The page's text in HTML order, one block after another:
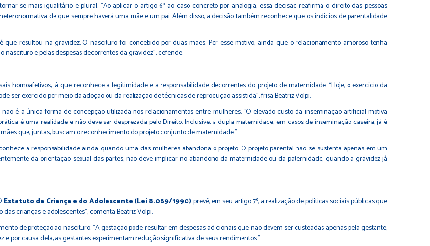
se mais igualitário e plural. “Ao aplicar o artigo 6º ao caso concreto por analogia, essa decisão reafirma o direito das pessoas
de que sempre haverá uma mãe e um pai. Além disso, a decisão também reconhece que os indícios de parentalidade
resultou na gravidez. O nascituro foi concebido por duas mães. Por esse motivo, ainda que o relacionamento amoroso tenha
nascituro e pelas despesas decorrentes da gravidez”, defende.
homoafetivos, já que reconhece a legitimidade e a responsabilidade decorrentes do projeto de maternidade. “Hoje, o exercício da
ser exercido por meio da adoção ou da realização de técnicas de reprodução assistida”, frisa Beatriz Volpi.
é a única forma de concepção utilizada nos relacionamentos entre mulheres. “O elevado custo da inseminação artificial motiva
é uma realidade e não deve ser desprezada pelo Direito. Inclusive, a dupla maternidade, em casos de inseminação caseira, já é
que, juntas, buscam o reconhecimento do projeto conjunto de maternidade.”
a responsabilidade ainda quando uma das mulheres abandona o projeto. O projeto parental não se sustenta apenas em um
da orientação sexual das partes, não deve implicar no abandono da maternidade ou da paternidade, quando a gravidez já
Estatuto da Criança e do Adolescente (Lei 8.069/1990)prevê, em seu artigo 7º, a realização de políticas sociais públicas que
crianças e adolescentes”, comenta Beatriz Volpi.
de proteção ao nascituro. “A gestação pode resultar em despesas adicionais que não devem ser custeadas apenas pela gestante,
por causa dela, as gestantes experimentam redução significativa de seus rendimentos.”